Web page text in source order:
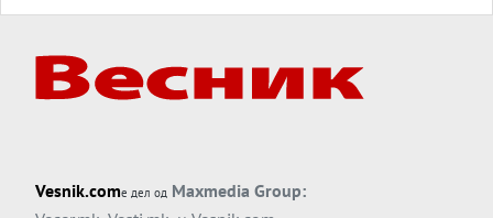
Вечер тема
Трамп тврди дека повторно „разговара“
Вечер тема
ДЛАБОКО УДОЛУ: Сметководствените
Vesnik.comе дел од Maxmedia Group: